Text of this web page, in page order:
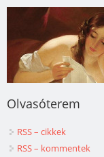
Olvasóterem
RSS – cikkek
RSS – kommentek